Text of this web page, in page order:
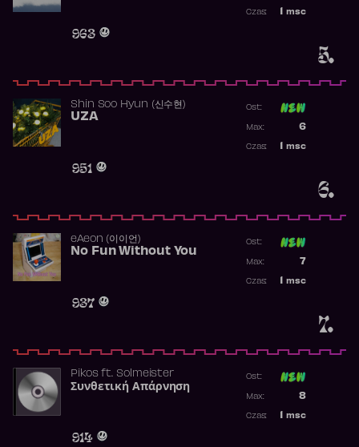
5.
963
msc
Czas:
6.
Shin Soo Hyun (신수현)
UZA
951
Ost:
6
Max:
msc
Czas:
7.
​eAeon (이이언)
No Fun Without You
937
Ost:
7
Max:
msc
Czas:
Pikosft. Solmeister
Συνθετική Απάρνηση
914
Ost:
8
Max:
msc
Czas: